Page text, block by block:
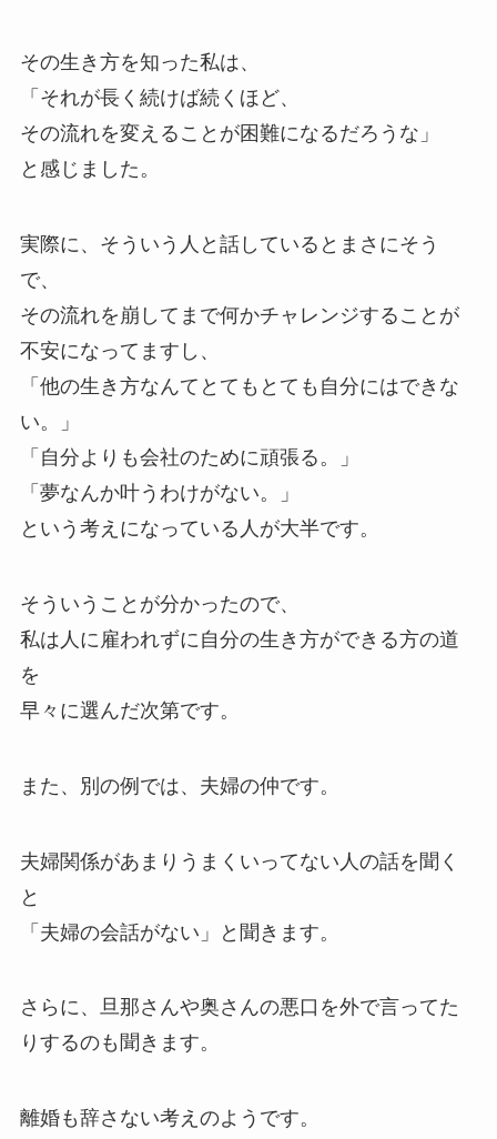
その生き方を知った私は、
「それが長く続けば続くほど、
その流れを変えることが困難になるだろうな」
と感じました。
実際に、そういう人と話しているとまさにそう
で、
その流れを崩してまで何かチャレンジすることが
不安になってますし、
「他の生き方なんてとてもとても自分にはできな
い。」
「自分よりも会社のために頑張る。」
「夢なんか叶うわけがない。」
という考えになっている人が大半です。
そういうことが分かったので、
私は人に雇われずに自分の生き方ができる方の道
を
早々に選んだ次第です。
また、別の例では、夫婦の仲です。
夫婦関係があまりうまくいってない人の話を聞く
と
「夫婦の会話がない」と聞きます。
さらに、旦那さんや奥さんの悪口を外で言ってた
りするのも聞きます。
離婚も辞さない考えのようです。